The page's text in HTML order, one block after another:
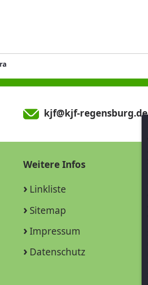
kjf@kjf-regensburg.de
Weitere Infos
Linkliste
Sitemap
Impressum
Datenschutz